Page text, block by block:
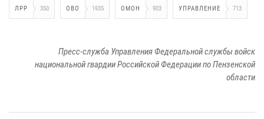
ЛРР 350 ОВО 1935 ОМОН 903 УПРАВЛЕНИЕ 713
Пресс-служба Управления Федеральной службы войск
национальной гвардии Российской Федерации по Пензенской
области